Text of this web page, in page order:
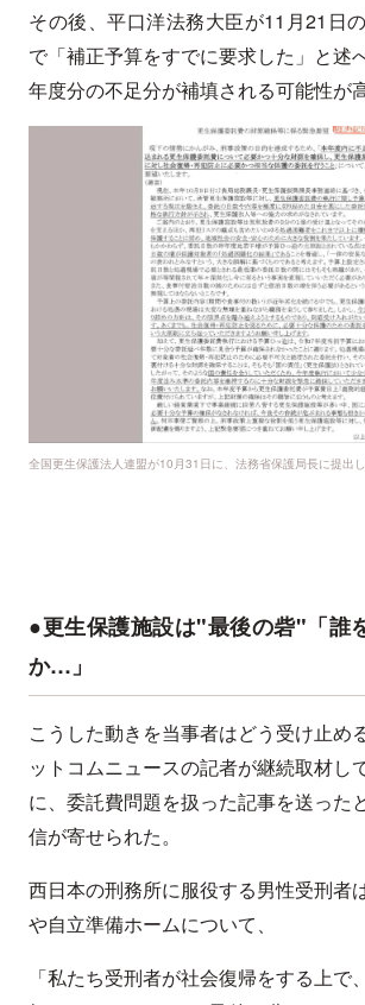
その後、平口洋法務大臣が11月21日
で「補正予算をすでに要求した」と述
年度分の不足分が補填される可能性が
全国更生保護法人連盟が10月31日に、法務省保護局長に提出
●更生保護施設は"最後の砦"「誰
か…」
こうした動きを当事者はどう受け止め
ットコムニュースの記者が継続取材し
に、委託費問題を扱った記事を送った
信が寄せられた。
西日本の刑務所に服役する男性受刑者
や自立準備ホームについて、
「私たち受刑者が社会復帰をする上で